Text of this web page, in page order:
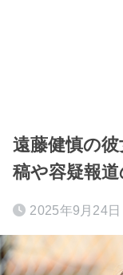
遠藤健慎の
稿や容疑報道
2025年9月24日